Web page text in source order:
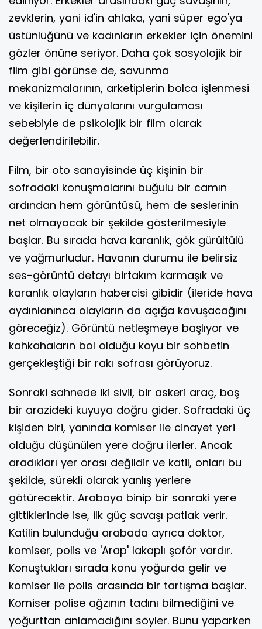
zevklerin, yani id'in ahlaka, yani süper ego'ya
üstünlüğünü ve kadınların erkekler için önemini
gözler önüne seriyor. Daha çok sosyolojik bir
film gibi görünse de, savunma
mekanizmalarının, arketiplerin bolca işlenmesi
ve kişilerin iç dünyalarını vurgulaması
sebebiyle de psikolojik bir film olarak
değerlendirilebilir.
Film, bir oto sanayisinde üç kişinin bir
sofradaki konuşmalarını buğulu bir camın
ardından hem görüntüsü, hem de seslerinin
net olmayacak bir şekilde gösterilmesiyle
başlar. Bu sırada hava karanlık, gök gürültülü
ve yağmurludur. Havanın durumu ile belirsiz
ses-görüntü detayı birtakım karmaşık ve
karanlık olayların habercisi gibidir (ileride hava
aydınlanınca olayların da açığa kavuşacağını
göreceğiz). Görüntü netleşmeye başlıyor ve
kahkahaların bol olduğu koyu bir sohbetin
gerçekleştiği bir rakı sofrası görüyoruz.
Sonraki sahnede iki sivil, bir askeri araç, boş
bir arazideki kuyuya doğru gider. Sofradaki üç
kişiden biri, yanında komiser ile cinayet yeri
olduğu düşünülen yere doğru ilerler. Ancak
aradıkları yer orası değildir ve katil, onları bu
şekilde, sürekli olarak yanlış yerlere
götürecektir. Arabaya binip bir sonraki yere
gittiklerinde ise, ilk güç savaşı patlak verir.
Katilin bulunduğu arabada ayrıca doktor,
komiser, polis ve 'Arap' lakaplı şoför vardır.
Konuştukları sırada konu yoğurda gelir ve
komiser ile polis arasında bir tartışma başlar.
Komiser polise ağzının tadını bilmediğini ve
yoğurttan anlamadığını söyler. Bunu yaparken